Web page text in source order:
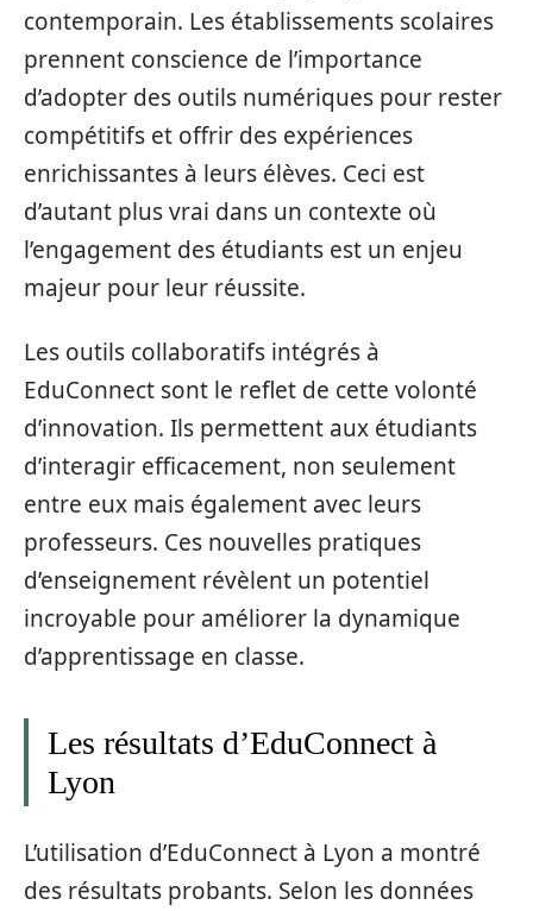
contemporain. Les établissements scolaires
prennent conscience de l’importance
d’adopter des outils numériques pour rester
compétitifs et offrir des expériences
enrichissantes à leurs élèves. Ceci est
d’autant plus vrai dans un contexte où
l’engagement des étudiants est un enjeu
majeur pour leur réussite.
Les outils collaboratifs intégrés à
EduConnect sont le reflet de cette volonté
d’innovation. Ils permettent aux étudiants
d’interagir efficacement, non seulement
entre eux mais également avec leurs
professeurs. Ces nouvelles pratiques
d’enseignement révèlent un potentiel
incroyable pour améliorer la dynamique
d’apprentissage en classe.
Les résultats d’EduConnect à
Lyon
L’utilisation d’EduConnect à Lyon a montré
des résultats probants. Selon les données